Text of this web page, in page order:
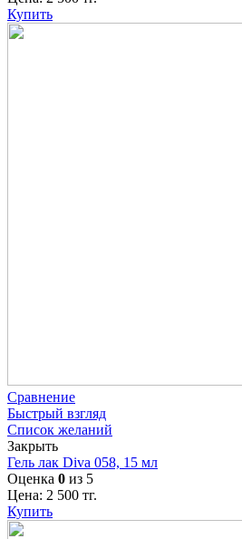
Купить
Сравнение
Быстрый взгляд
Список желаний
Закрыть
Гель лак Diva 058, 15 мл
Оценка 0 из 5
Цена: 2 500 тг.
Купить